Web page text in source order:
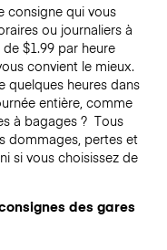
consigne qui vous
ou journaliers à
$1.99 par heure
convient le mieux.
quelques heures dans
entière, comme
à bagages ? Tous
dommages, pertes et
si vous choisissez de
des gares